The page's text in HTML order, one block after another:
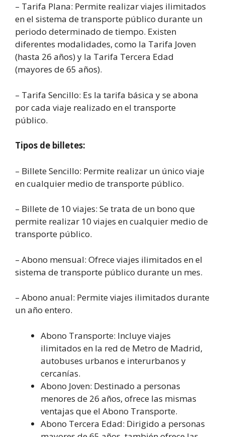
– Tarifa Plana: Permite realizar viajes ilimitados
en el sistema de transporte público durante un
periodo determinado de tiempo. Existen
diferentes modalidades, como la Tarifa Joven
(hasta 26 años) y la Tarifa Tercera Edad
(mayores de 65 años).
– Tarifa Sencillo: Es la tarifa básica y se abona
por cada viaje realizado en el transporte
público.
Tipos de billetes:
– Billete Sencillo: Permite realizar un único viaje
en cualquier medio de transporte público.
– Billete de 10 viajes: Se trata de un bono que
permite realizar 10 viajes en cualquier medio de
transporte público.
– Abono mensual: Ofrece viajes ilimitados en el
sistema de transporte público durante un mes.
– Abono anual: Permite viajes ilimitados durante
un año entero.
Abono Transporte: Incluye viajes
ilimitados en la red de Metro de Madrid,
autobuses urbanos e interurbanos y
cercanías.
Abono Joven: Destinado a personas
menores de 26 años, ofrece las mismas
ventajas que el Abono Transporte.
Abono Tercera Edad: Dirigido a personas